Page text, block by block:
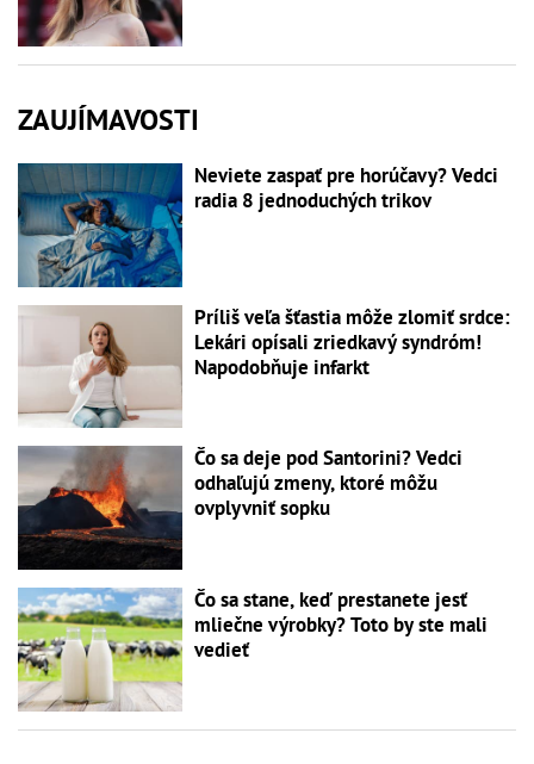
ZAUJÍMAVOSTI
Neviete zaspať pre horúčavy? Vedci
radia 8 jednoduchých trikov
Príliš veľa šťastia môže zlomiť srdce:
Lekári opísali zriedkavý syndróm!
Napodobňuje infarkt
Čo sa deje pod Santorini? Vedci
odhaľujú zmeny, ktoré môžu
ovplyvniť sopku
Čo sa stane, keď prestanete jesť
mliečne výrobky? Toto by ste mali
vedieť